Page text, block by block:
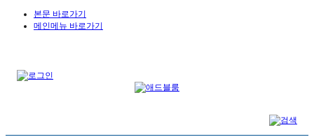
본문 바로가기
메인메뉴 바로가기